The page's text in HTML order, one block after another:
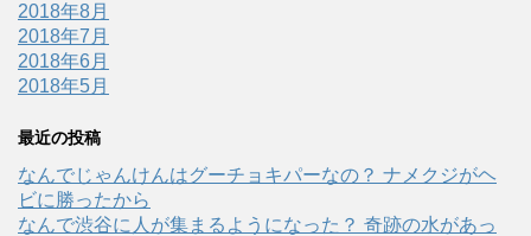
2018年8月
2018年7月
2018年6月
2018年5月
最近の投稿
なんでじゃんけんはグーチョキパーなの？ ナメクジがヘ
ビに勝ったから
なんで渋谷に人が集まるようになった？ 奇跡の水があっ